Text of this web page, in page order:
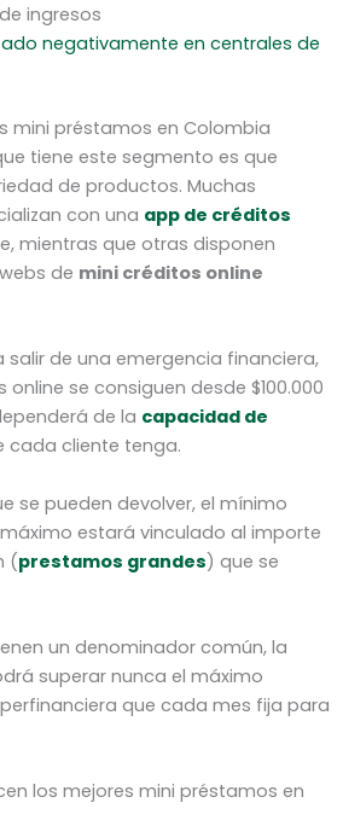
ingresos
negativamente en centrales de
mini préstamos en Colombia
tiene este segmento es que
de productos. Muchas
con una app de créditos
mientras que otras disponen
de mini créditos online
salir de una emergencia financiera,
se consiguen desde $100.000
de la capacidad de
cada cliente tenga.
se pueden devolver, el mínimo
estará vinculado al importe
(prestamos grandes) que se
un denominador común, la
superar nunca el máximo
que cada mes fija para
los mejores mini préstamos en